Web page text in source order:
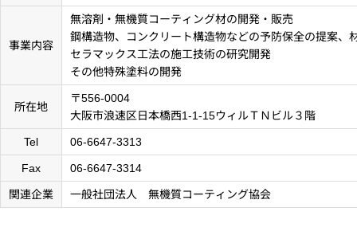
事業内容
無溶剤・無機質コーティング材の開発・販売
鋼構造物、コンクリート構造物などの予防保全の提案、
セラマックス工法の施工技術の研究開発
その他特殊塗料の開発
所在地
〒556-0004
大阪市浪速区日本橋西1-1-15ウィルＴＮビル３階
Tel 06-6647-3313
Fax 06-6647-3314
関連企業 一般社団法人 無機質コーティング協会